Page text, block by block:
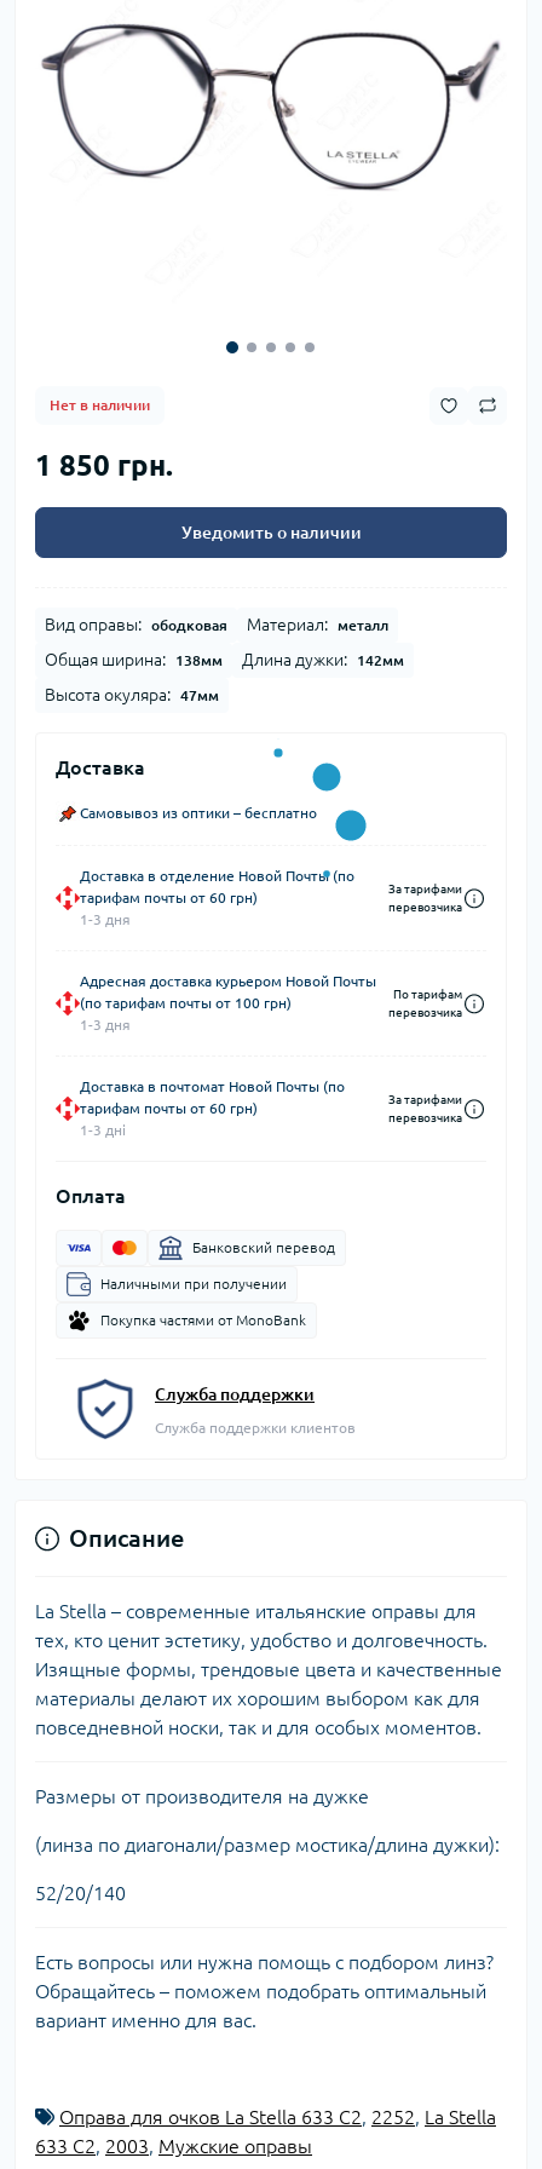
Нет в наличии
1 850 грн.
Уведомить о наличии
Вид оправы: ободковая Материал: металл
Общая ширина: 138мм Длина дужки: 142мм
Высота окуляра: 47мм
Доставка
Самовывоз из оптики – бесплатно
Доставка в отделение Новой Почты (по
тарифам почты от 60 грн)
1-3 дня
За тарифами
перевозчика
Адресная доставка курьером Новой Почты
(по тарифам почты от 100 грн)
1-3 дня
По тарифам
перевозчика
Доставка в почтомат Новой Почты (по
тарифам почты от 60 грн)
1-3 дні
За тарифами
перевозчика
Оплата
Банковский перевод
Наличными при получении
Покупка частями от MonoBank
Служба поддержки
Служба поддержки клиентов
Описание
La Stella – современные итальянские оправы для
тех, кто ценит эстетику, удобство и долговечность.
Изящные формы, трендовые цвета и качественные
материалы делают их хорошим выбором как для
повседневной носки, так и для особых моментов.
Размеры от производителя на дужке
(линза по диагонали/размер мостика/длина дужки):
52/20/140
Есть вопросы или нужна помощь с подбором линз?
Обращайтесь – поможем подобрать оптимальный
вариант именно для вас.
Оправа для очков La Stella 633 С2, 2252, La Stella
633 С2, 2003, Мужские оправы